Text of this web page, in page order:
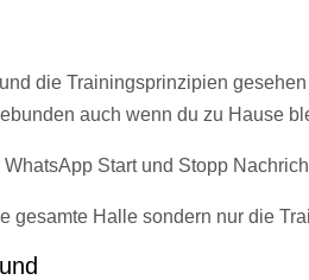
die Trainingsprinzipien
auch wenn du zu Hause
Start und Stopp
gesamte Halle sondern nur die